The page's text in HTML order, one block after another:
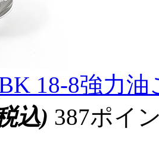
18-8強力油
込) 387ポイ